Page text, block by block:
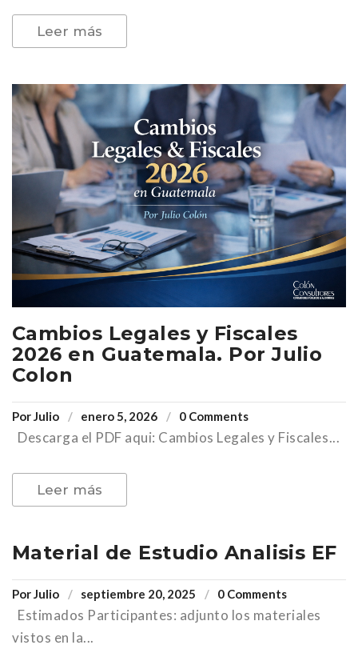
Leer más
Cambios Legales y Fiscales
2026 en Guatemala. Por Julio
Colon
Por Julio enero 5, 2026 0 Comments
Descarga el PDF aqui: Cambios Legales y Fiscales...
Leer más
Material de Estudio Analisis EF
Por Julio septiembre 20, 2025 0 Comments
Estimados Participantes: adjunto los materiales
vistos en la...